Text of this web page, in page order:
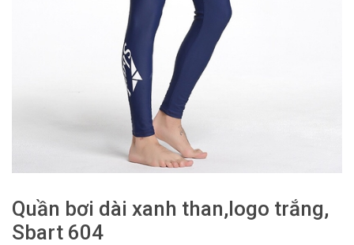
Quần bơi dài xanh than,logo trắng,
Sbart 604